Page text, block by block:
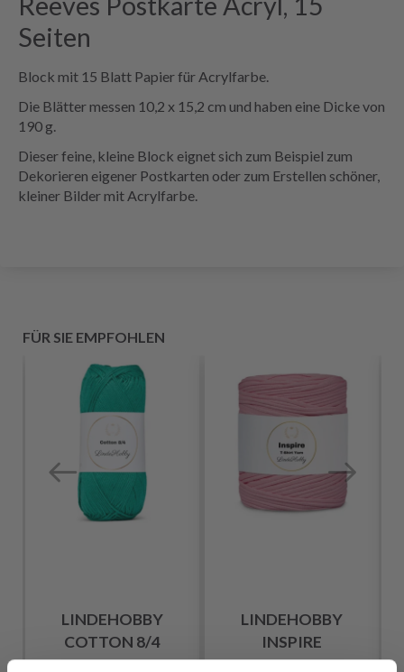
Seiten
Block mit 15 Blatt Papier für Acrylfarbe.
Die Blätter messen 10,2 x 15,2 cm und haben eine Dicke von
190 g.
Dieser feine, kleine Block eignet sich zum Beispiel zum
Dekorieren eigener Postkarten oder zum Erstellen schöner,
kleiner Bilder mit Acrylfarbe.
FÜR SIE EMPFOHLEN
LINDEHOBBY
COTTON 8/4
LINDEHOBBY
INSPIRE